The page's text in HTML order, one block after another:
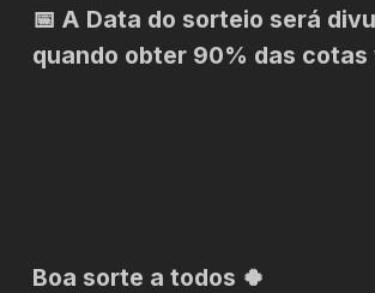
📅 A Data do sorteio será
quando obter 90% das cotas
Boa sorte a todos 🍀